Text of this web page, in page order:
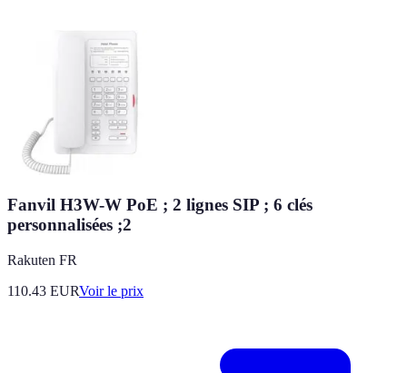
Fanvil H3W-W PoE ; 2 lignes SIP ; 6 clés
personnalisées ;2
Rakuten FR
110.43 EURVoir le prix